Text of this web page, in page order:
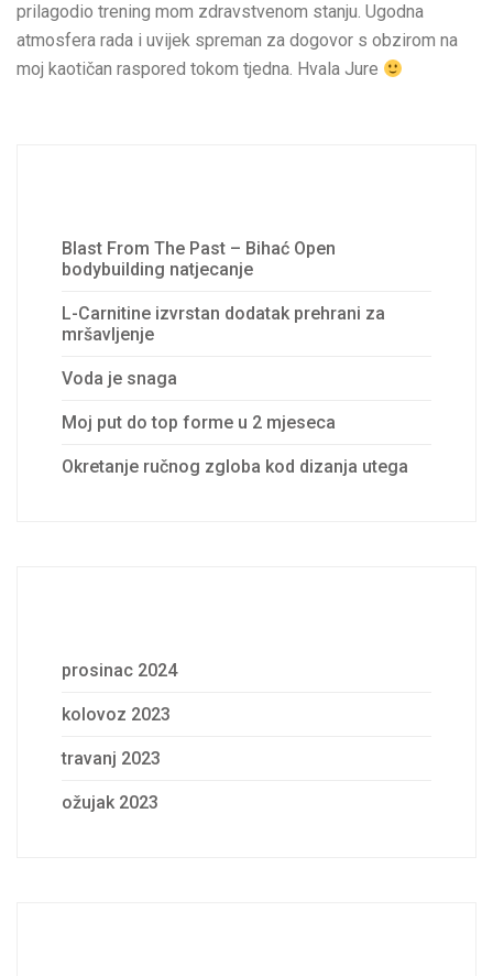
prilagodio trening mom zdravstvenom stanju. Ugodna
atmosfera rada i uvijek spreman za dogovor s obzirom na
moj kaotičan raspored tokom tjedna. Hvala Jure
Blast From The Past – Bihać Open
bodybuilding natjecanje
L-Carnitine izvrstan dodatak prehrani za
mršavljenje
Voda je snaga
Moj put do top forme u 2 mjeseca
Okretanje ručnog zgloba kod dizanja utega
prosinac 2024
kolovoz 2023
travanj 2023
ožujak 2023